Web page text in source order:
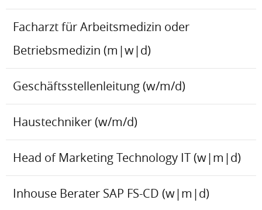
Facharzt für Arbeitsmedizin oder
Betriebsmedizin (m|w|d)
Geschäftsstellenleitung (w/m/d)
Haustechniker (w/m/d)
Head of Marketing Technology IT (w|m|d)
Inhouse Berater SAP FS-CD (w|m|d)